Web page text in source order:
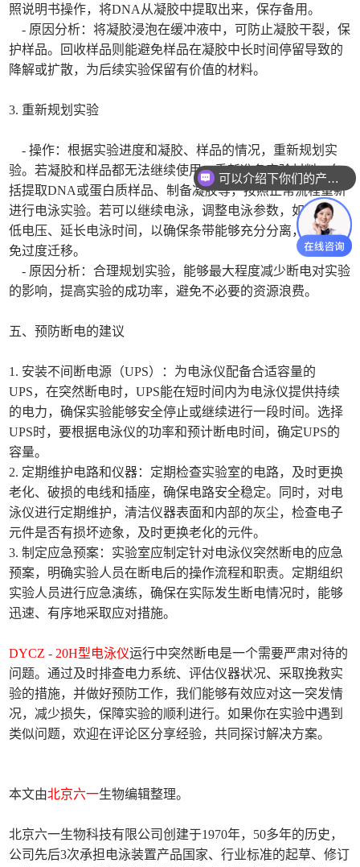
照说明书操作，将DNA从凝胶中提取出来，保存备用。
- 原因分析：将凝胶浸泡在缓冲液中，可防止凝胶干裂，保
护样品。回收样品则能避免样品在凝胶中长时间停留导致的
降解或扩散，为后续实验保留有价值的材料。
3. 重新规划实验
- 操作：根据实验进度和凝胶、样品的情况，重新规划实
验。若凝胶和样品都无法继续使用，重新准备实验材料，包
括提取DNA或蛋白质样品、制备凝胶等，按照正常流程重新
进行电泳实验。若可以继续电泳，调整电泳参数，如适当降
低电压、延长电泳时间，以确保条带能够充分分离，但又避
免过度迁移。
- 原因分析：合理规划实验，能够最大程度减少断电对实验
的影响，提高实验的成功率，避免不必要的资源浪费。
五、预防断电的建议
1. 安装不间断电源（UPS）：为电泳仪配备合适容量的
UPS，在突然断电时，UPS能在短时间内为电泳仪提供持续
的电力，确保实验能够安全停止或继续进行一段时间。选择
UPS时，要根据电泳仪的功率和预计断电时间，确定UPS的
容量。
2. 定期维护电路和仪器：定期检查实验室的电路，及时更换
老化、破损的电线和插座，确保电路安全稳定。同时，对电
泳仪进行定期维护，清洁仪器表面和内部的灰尘，检查电子
元件是否有损坏迹象，及时更换老化的元件。
3. 制定应急预案：实验室应制定针对电泳仪突然断电的应急
预案，明确实验人员在断电后的操作流程和职责。定期组织
实验人员进行应急演练，确保在实际发生断电情况时，能够
迅速、有序地采取应对措施。
DYCZ - 20H型电泳仪运行中突然断电是一个需要严肃对待的
问题。通过及时排查电力系统、评估仪器状况、采取挽救实
验的措施，并做好预防工作，我们能够有效应对这一突发情
况，减少损失，保障实验的顺利进行。如果你在实验中遇到
类似问题，欢迎在评论区分享经验，共同探讨解决方案。
本文由北京六一生物编辑整理。
北京六一生物科技有限公司创建于1970年，50多年的历史，
公司先后3次承担电泳装置产品国家、行业标准的起草、修订